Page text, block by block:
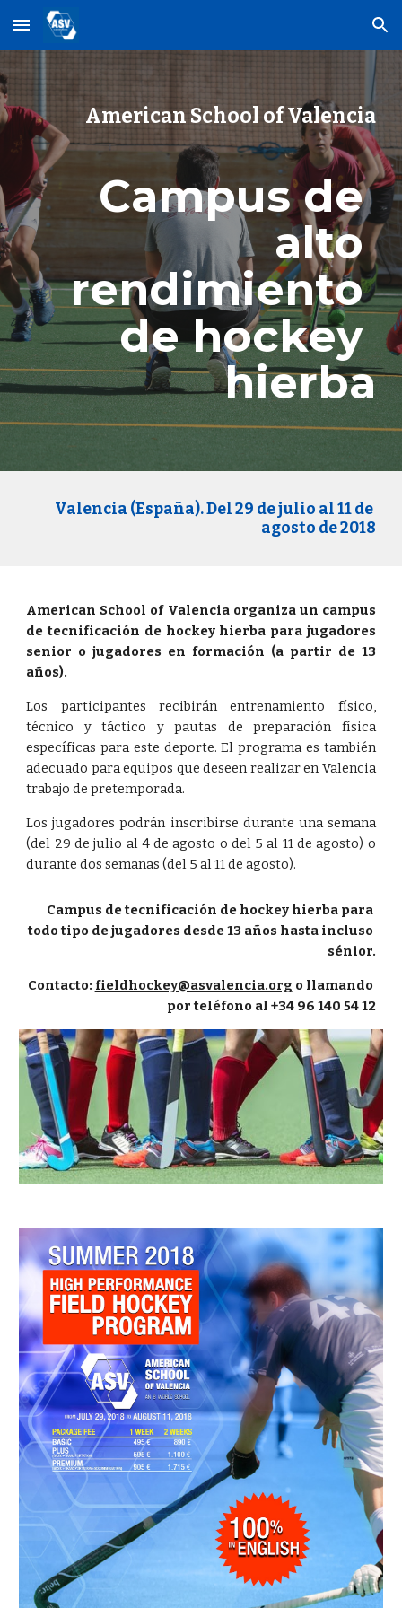
Skip to main content Skip to navigation
American School of Valencia
Campus de
alto
rendimiento
de hockey
hierba
Valencia (España). Del 29 de julio al 11 de
agosto de 2018
American School of Valenciaorganiza un campus
de tecnificación de hockey hierba para jugadores
senior o jugadores en formación (a partir de 13
años).
Los participantes recibirán entrenamiento físico,
técnico y táctico y pautas de preparación física
específicas para este deporte. El programa es también
adecuado para equipos que deseen realizar en Valencia
trabajo de pretemporada.
Los jugadores podrán inscribirse durante una semana
(del 29 de julio al 4 de agosto o del 5 al 11 de agosto) o
durante dos semanas (del 5 al 11 de agosto).
Campus de tecnificación de hockey hierba para
todo tipo de jugadores desde 13 años hasta incluso
sénior.
Contacto: fieldhockey@asvalencia.org o llamando
por teléfono al +34 96 140 54 12